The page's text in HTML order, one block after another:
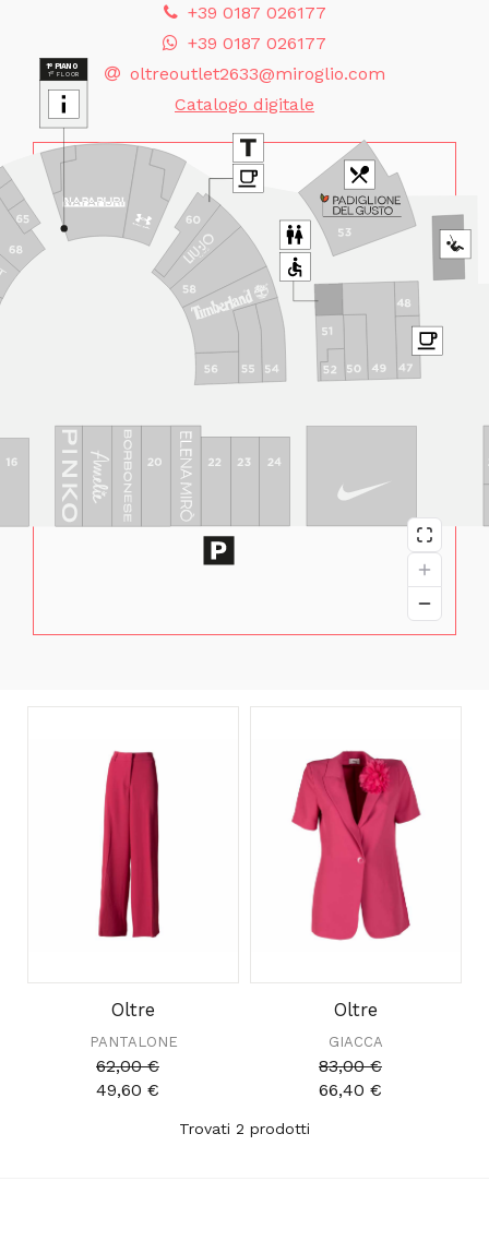
+39 0187 026177
+39 0187 026177
oltreoutlet2633@miroglio.com
Catalogo digitale
Oltre
PANTALONE
62,00 €
49,60 €
Oltre
GIACCA
83,00 €
66,40 €
Trovati 2 prodotti